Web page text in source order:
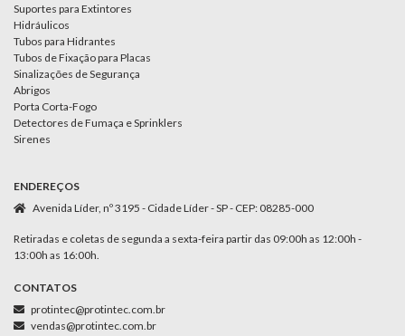
Suportes para Extintores
Hidráulicos
Tubos para Hidrantes
Tubos de Fixação para Placas
Sinalizações de Segurança
Abrigos
Porta Corta-Fogo
Detectores de Fumaça e Sprinklers
Sirenes
ENDEREÇOS
Avenida Líder, nº 3195 - Cidade Líder - SP - CEP: 08285-000
Retiradas e coletas de segunda a sexta-feira partir das 09:00h as 12:00h -
13:00h as 16:00h.
CONTATOS
protintec@protintec.com.br
vendas@protintec.com.br